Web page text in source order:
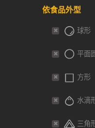
依食品外型
球形
平面
方形
水滴
三角